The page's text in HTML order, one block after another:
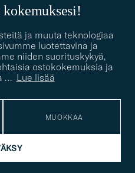
ja muuta teknologiaa
luotettavina ja
niiden suorituskykyä,
ostokokemuksia ja
… Lue lisää
MUOKKAA
Me autamme sinua